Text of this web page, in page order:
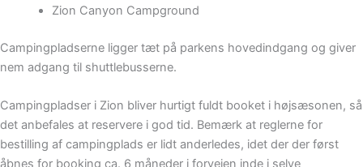
Zion Canyon Campground
Campingpladserne ligger tæt på parkens hovedindgang og giver
nem adgang til shuttlebusserne.
Campingpladser i Zion bliver hurtigt fuldt booket i højsæsonen, så
det anbefales at reservere i god tid. Bemærk at reglerne for
bestilling af campingplads er lidt anderledes, idet der der først
åbnes for booking ca. 6 måneder i forvejen inde i selve